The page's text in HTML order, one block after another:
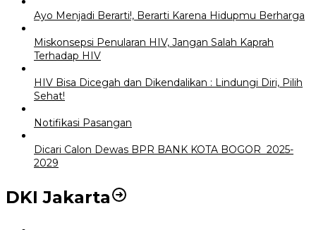
Ayo Menjadi Berarti!, Berarti Karena Hidupmu Berharga
Miskonsepsi Penularan HIV, Jangan Salah Kaprah
Terhadap HIV
HIV Bisa Dicegah dan Dikendalikan : Lindungi Diri, Pilih
Sehat!
Notifikasi Pasangan
Dicari Calon Dewas BPR BANK KOTA BOGOR 2025-
2029
DKI Jakarta